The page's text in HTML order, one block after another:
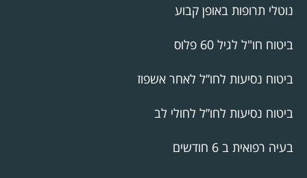
נוטלי תרופות באופן קבוע
ביטוח חו"ל לגיל 60 פלוס
ביטוח נסיעות לחו”ל לאחר אשפוז
ביטוח נסיעות לחו”ל לחולי לב
בעיה רפואית ב 6 חודשים